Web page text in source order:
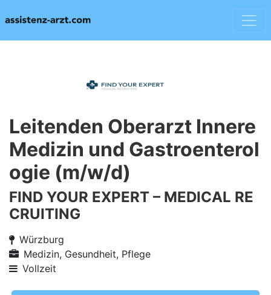
Leitenden Oberarzt Innere
Medizin und Gastroenterol
ogie (m/w/d)
FIND YOUR EXPERT – MEDICAL RE
CRUITING
Würzburg
Medizin, Gesundheit, Pflege
Vollzeit